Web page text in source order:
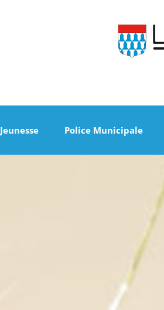
Jeunesse Police Municipale